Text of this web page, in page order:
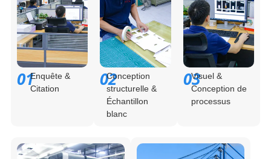
01Enquête &
Citation
02
Conception
structurelle &
Échantillon
blanc
03Visuel &
Conception de
processus